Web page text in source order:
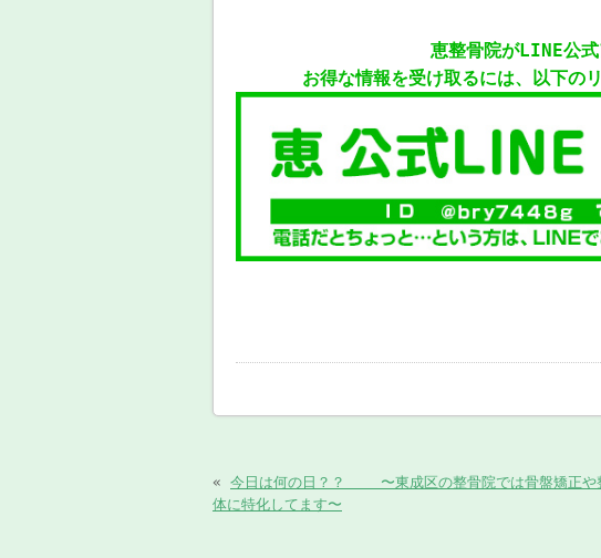
恵整骨院がLINE公式
お得な情報を受け取るには、以下の
« 今日は何の日？？ 〜東成区の整骨院では骨盤矯正や
体に特化してます〜